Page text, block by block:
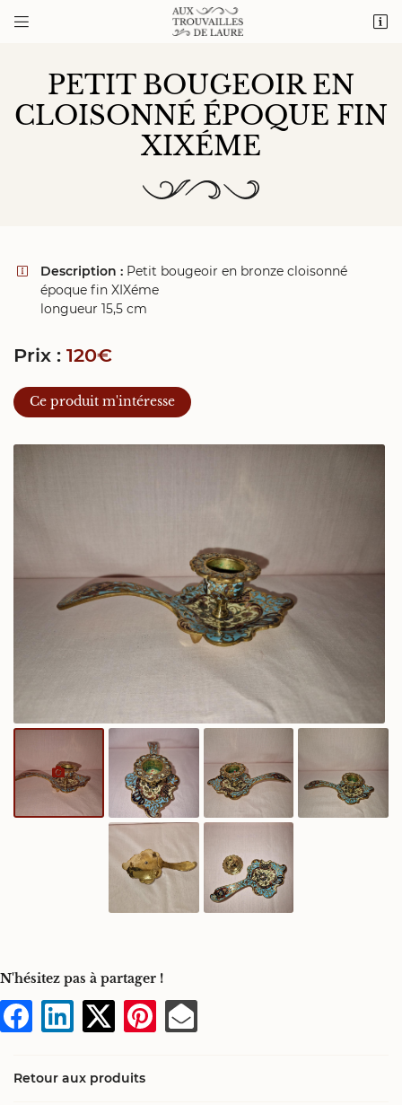

SAVOIR-FAIRE
PRODUITS

06 20 28 02 84
 Adresse email de réception
 Rafraîchir le captcha
Inscription
PETIT BOUGEOIR EN
CLOISONNÉ ÉPOQUE FIN
XIXÉME
 Description : Petit bougeoir en bronze cloisonné
époque fin XIXéme
longueur 15,5 cm
Prix : 120€
Ce produit m'intéresse
N'hésitez pas à partager !
Retour aux produits